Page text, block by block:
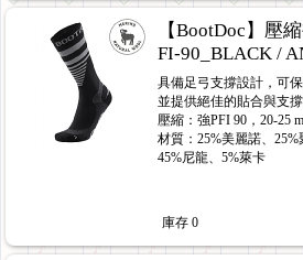
【BootDoc】壓
FI-90_BLACK /
具備足弓支撐設計，可
並提供絕佳的貼合與支
壓縮：強PFI 90，20-25
材質：25%美麗諾、25%
45%尼龍、5%萊卡
庫存 0